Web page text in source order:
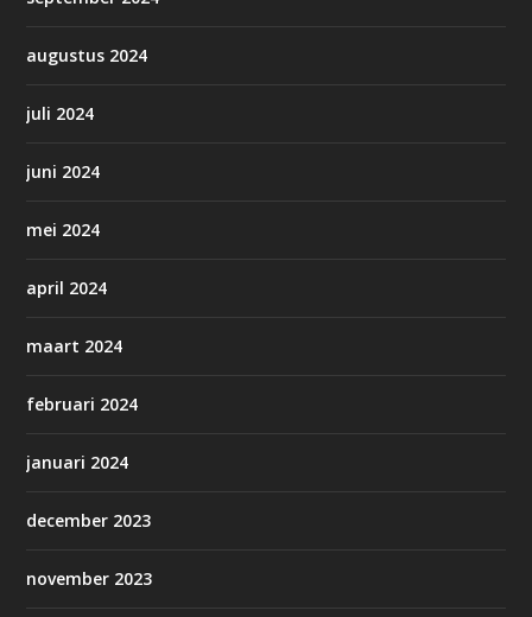
augustus 2024
juli 2024
juni 2024
mei 2024
april 2024
maart 2024
februari 2024
januari 2024
december 2023
november 2023